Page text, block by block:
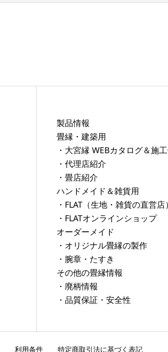
製品情報
畳縁・建築用
・大宮縁 WEBカタログ＆施
・代理店紹介
・畳店紹介
ハンドメイド＆雑貨用
・FLAT（生地・雑貨の直営店
・FLATオンラインショップ
オーダーメイド
・オリジナル畳縁の製作
・腕章・たすき
その他の畳縁情報
・廃柄情報
・品質保証・安全性
利用条件 特定商取引法に基づく表記